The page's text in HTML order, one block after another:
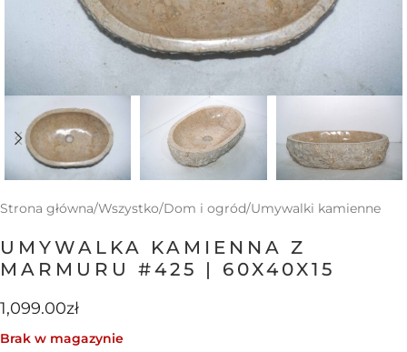
Strona główna/Wszystko/Dom i ogród/Umywalki kamienne
UMYWALKA KAMIENNA Z
MARMURU #425 | 60X40X15
1,099.00zł
Brak w magazynie